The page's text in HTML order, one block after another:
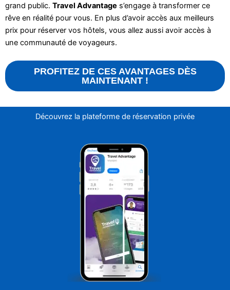
grand public. Travel Advantage s’engage à transformer ce
rêve en réalité pour vous. En plus d’avoir accès aux meilleurs
prix pour réserver vos hôtels, vous allez aussi avoir accès à
une communauté de voyageurs.
PROFITEZ DE CES AVANTAGES DÈS
MAINTENANT !
Découvrez la plateforme de réservation privée